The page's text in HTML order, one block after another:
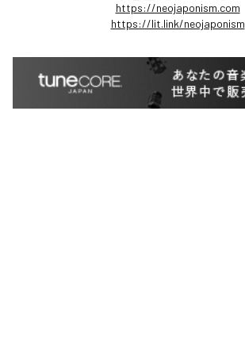
https://neojaponism.com
https://lit.link/neojaponism